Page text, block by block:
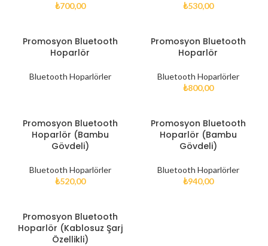
₺700,00
₺530,00
Promosyon Bluetooth
Hoparlör
Bluetooth Hoparlörler
Promosyon Bluetooth
Hoparlör
Bluetooth Hoparlörler
₺800,00
Promosyon Bluetooth
Hoparlör (Bambu
Gövdeli)
Bluetooth Hoparlörler
₺520,00
Promosyon Bluetooth
Hoparlör (Bambu
Gövdeli)
Bluetooth Hoparlörler
₺940,00
Promosyon Bluetooth
Hoparlör (Kablosuz Şarj
Özellikli)